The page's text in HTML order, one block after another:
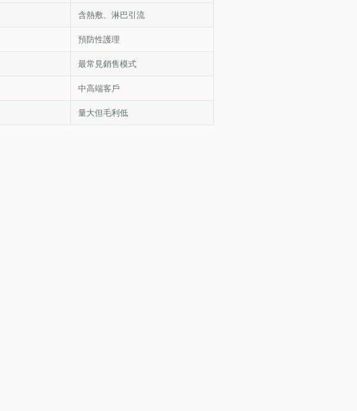
含熱敷、淋巴引流
預防性護理
最常見銷售模式
中高端客戶
量大但毛利低